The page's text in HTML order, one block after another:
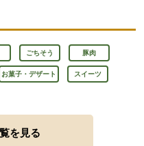
ごちそう 豚肉
お菓子・デザート スイーツ
を見る